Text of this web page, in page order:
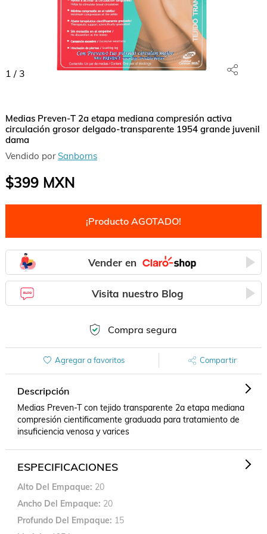
1 / 3
Medias Preven-T 2a etapa mediana compresión activa
circulación grosor delgado-transparente 1954 grande juvenil
dama
Vendido por Sanborns
$399MXN
¡Producto AGOTADO!
Vender en
Visita nuestro Blog
Compra segura
Agregar a favoritos Compartir
Descripción
Medias Preven-T con tejido transparente 2a etapa mediana
compresión cientificamente graduada para tratamiento de
insuficiencia venosa y varices
ESPECIFICACIONES
Alto Del Empaque 20
Ancho Del Empaque 20
Profundo Del Empaque
15